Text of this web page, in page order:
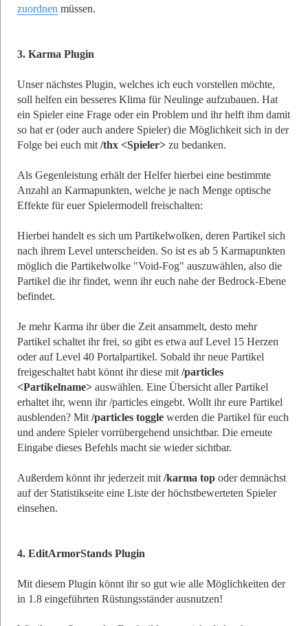
zuordnen müssen.
3. Karma Plugin
Unser nächstes Plugin, welches ich euch vorstellen möchte,
soll helfen ein besseres Klima für Neulinge aufzubauen. Hat
ein Spieler eine Frage oder ein Problem und ihr helft ihm damit
so hat er (oder auch andere Spieler) die Möglichkeit sich in der
Folge bei euch mit /thx <Spieler> zu bedanken.
Als Gegenleistung erhält der Helfer hierbei eine bestimmte
Anzahl an Karmapunkten, welche je nach Menge optische
Effekte für euer Spielermodell freischalten:
Hierbei handelt es sich um Partikelwolken, deren Partikel sich
nach ihrem Level unterscheiden. So ist es ab 5 Karmapunkten
möglich die Partikelwolke "Void-Fog" auszuwählen, also die
Partikel die ihr findet, wenn ihr euch nahe der Bedrock-Ebene
befindet.
Je mehr Karma ihr über die Zeit ansammelt, desto mehr
Partikel schaltet ihr frei, so gibt es etwa auf Level 15 Herzen
oder auf Level 40 Portalpartikel. Sobald ihr neue Partikel
freigeschaltet habt könnt ihr diese mit /particles
<Partikelname> auswählen. Eine Übersicht aller Partikel
erhaltet ihr, wenn ihr /particles eingebt. Wollt ihr eure Partikel
ausblenden? Mit /particles toggle werden die Partikel für euch
und andere Spieler vorrübergehend unsichtbar. Die erneute
Eingabe dieses Befehls macht sie wieder sichtbar.
Außerdem könnt ihr jederzeit mit /karma top oder demnächst
auf der Statistikseite eine Liste der höchstbewerteten Spieler
einsehen.
4. EditArmorStands Plugin
Mit diesem Plugin könnt ihr so gut wie alle Möglichkeiten der
in 1.8 eingeführten Rüstungsständer ausnutzen!